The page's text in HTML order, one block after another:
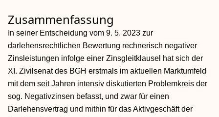
Zusammenfassung
In seiner Entscheidung vom 9. 5. 2023 zur
darlehensrechtlichen Bewertung rechnerisch negativer
Zinsleistungen infolge einer Zinsgleitklausel hat sich der
XI. Zivilsenat des BGH erstmals im aktuellen Marktumfeld
mit dem seit Jahren intensiv diskutierten Problemkreis der
sog. Negativzinsen befasst, und zwar für einen
Darlehensvertrag und mithin für das Aktivgeschäft der